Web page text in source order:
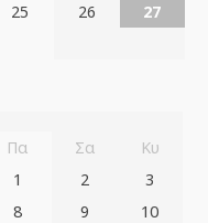
25 26
27
Πα Σα
Κυ
1
2
3
8 9
10